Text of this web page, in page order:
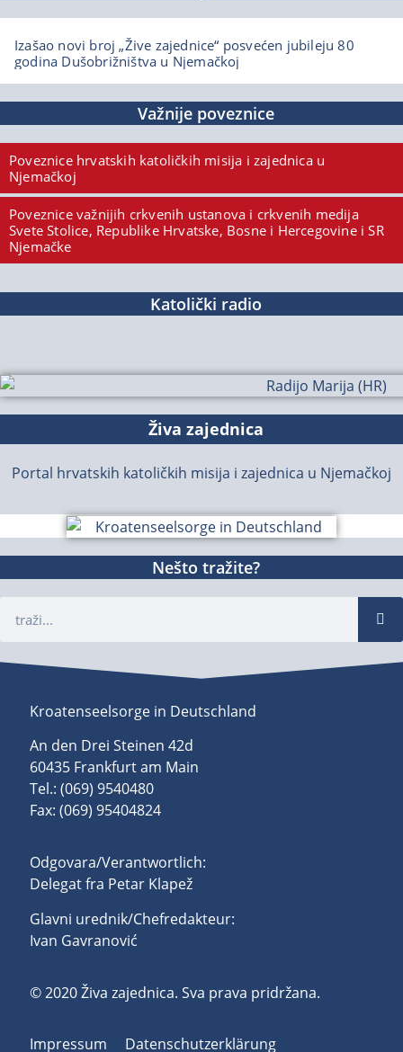
Izašao novi broj „Žive zajednice“ posvećen jubileju 80
godina Dušobrižništva u Njemačkoj
Važnije poveznice
Poveznice hrvatskih katoličkih misija i zajednica u
Njemačkoj
Poveznice važnijih crkvenih ustanova i crkvenih medija
Svete Stolice, Republike Hrvatske, Bosne i Hercegovine i SR
Njemačke
Katolički radio
Živa zajednica
Portal hrvatskih katoličkih misija i zajednica u Njemačkoj
Nešto tražite?
Kroatenseelsorge in Deutschland
An den Drei Steinen 42d
60435 Frankfurt am Main
Tel.: (069) 9540480
Fax: (069) 95404824
Odgovara/Verantwortlich:
Delegat fra Petar Klapež
Glavni urednik/Chefredakteur:
Ivan Gavranović
© 2020 Živa zajednica. Sva prava pridržana.
Impressum
Datenschutzerklärung